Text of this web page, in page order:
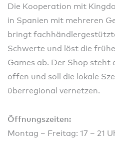
Die Kooperation mit
in Spanien mit mehreren
bringt
Schwerte und löst die
Games ab. Der Shop steht
offen und soll die lokale
überregional vernetzen.
Öffnungszeiten:
Montag – Freitag: 17 – 21